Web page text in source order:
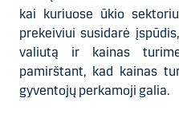
kai kuriuose ūkio
prekeiviui susidarė
valiutą ir kainas
pamirštant, kad kainas
gyventojų perkamoji galia.